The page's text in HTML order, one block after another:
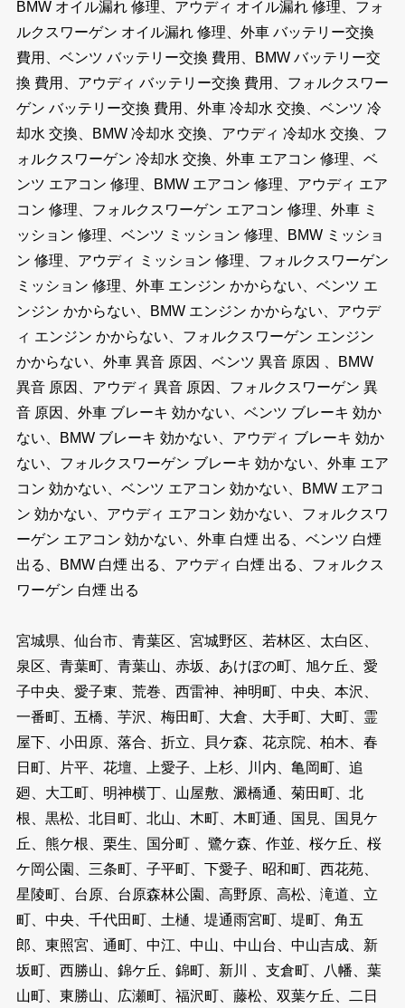
BMW オイル漏れ 修理、アウディ オイル漏れ 修理、フォ
ルクスワーゲン オイル漏れ 修理、外車 バッテリー交換
費用、ベンツ バッテリー交換 費用、BMW バッテリー交
換 費用、アウディ バッテリー交換 費用、フォルクスワー
ゲン バッテリー交換 費用、外車 冷却水 交換、ベンツ 冷
却水 交換、BMW 冷却水 交換、アウディ 冷却水 交換、フ
ォルクスワーゲン 冷却水 交換、外車 エアコン 修理、ベ
ンツ エアコン 修理、BMW エアコン 修理、アウディ エア
コン 修理、フォルクスワーゲン エアコン 修理、外車 ミ
ッション 修理、ベンツ ミッション 修理、BMW ミッショ
ン 修理、アウディ ミッション 修理、フォルクスワーゲン
ミッション 修理、外車 エンジン かからない、ベンツ エ
ンジン かからない、BMW エンジン かからない、アウデ
ィ エンジン かからない、フォルクスワーゲン エンジン
かからない、外車 異音 原因、ベンツ 異音 原因 、BMW
異音 原因、アウディ 異音 原因、フォルクスワーゲン 異
音 原因、外車 ブレーキ 効かない、ベンツ ブレーキ 効か
ない、BMW ブレーキ 効かない、アウディ ブレーキ 効か
ない、フォルクスワーゲン ブレーキ 効かない、外車 エア
コン 効かない、ベンツ エアコン 効かない、BMW エアコ
ン 効かない、アウディ エアコン 効かない、フォルクスワ
ーゲン エアコン 効かない、外車 白煙 出る、ベンツ 白煙
出る、BMW 白煙 出る、アウディ 白煙 出る、フォルクス
ワーゲン 白煙 出る
宮城県、仙台市、青葉区、宮城野区、若林区、太白区、
泉区、青葉町、青葉山、赤坂、あけぼの町、旭ケ丘、愛
子中央、愛子東、荒巻、西雷神、神明町、中央、本沢、
一番町、五橋、芋沢、梅田町、大倉、大手町、大町、霊
屋下、小田原、落合、折立、貝ケ森、花京院、柏木、春
日町、片平、花壇、上愛子、上杉、川内、亀岡町、追
廻、大工町、明神横丁、山屋敷、澱橋通、菊田町、北
根、黒松、北目町、北山、木町、木町通、国見、国見ケ
丘、熊ケ根、栗生、国分町 、鷺ケ森、作並、桜ケ丘、桜
ケ岡公園、三条町、子平町、下愛子、昭和町、西花苑、
星陵町、台原、台原森林公園、高野原、高松、滝道、立
町、中央、千代田町、土樋、堤通雨宮町、堤町、角五
郎、東照宮、通町、中江、中山、中山台、中山吉成、新
坂町、西勝山、錦ケ丘、錦町、新川 、支倉町、八幡、葉
山町、東勝山、広瀬町、福沢町、藤松、双葉ケ丘、二日